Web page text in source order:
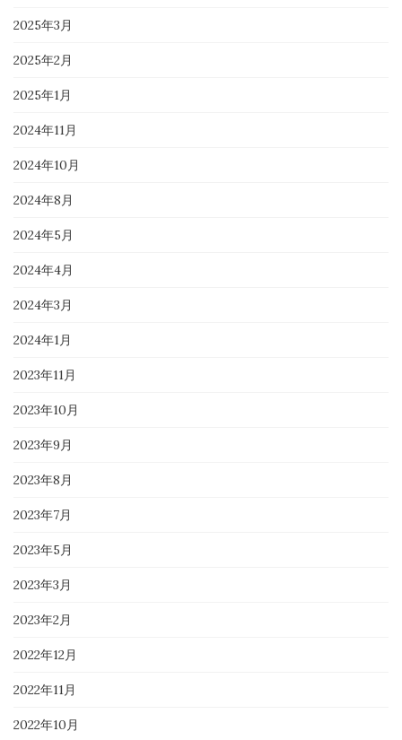
2025年3月
2025年2月
2025年1月
2024年11月
2024年10月
2024年8月
2024年5月
2024年4月
2024年3月
2024年1月
2023年11月
2023年10月
2023年9月
2023年8月
2023年7月
2023年5月
2023年3月
2023年2月
2022年12月
2022年11月
2022年10月